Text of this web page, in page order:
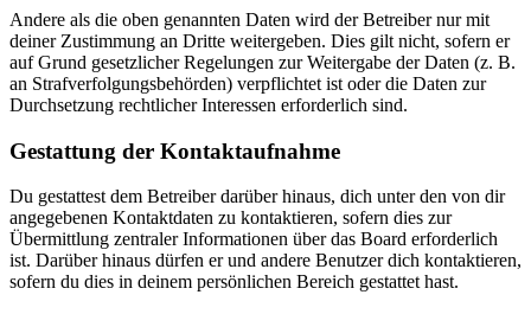
Andere als die oben genannten Daten wird der Betreiber nur mit
deiner Zustimmung an Dritte weitergeben. Dies gilt nicht, sofern er
auf Grund gesetzlicher Regelungen zur Weitergabe der Daten (z. B.
an Strafverfolgungsbehörden) verpflichtet ist oder die Daten zur
Durchsetzung rechtlicher Interessen erforderlich sind.
Gestattung der Kontaktaufnahme
Du gestattest dem Betreiber darüber hinaus, dich unter den von dir
angegebenen Kontaktdaten zu kontaktieren, sofern dies zur
Übermittlung zentraler Informationen über das Board erforderlich
ist. Darüber hinaus dürfen er und andere Benutzer dich kontaktieren,
sofern du dies in deinem persönlichen Bereich gestattet hast.